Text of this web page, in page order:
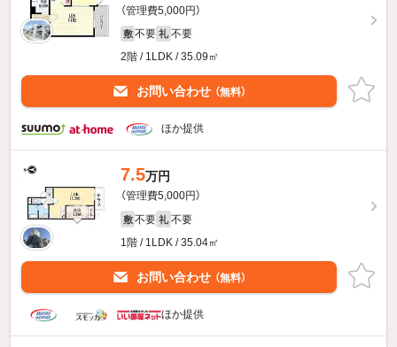
（管理費5,000円）
敷 不要 礼 不要
2階 / 1LDK / 35.09㎡
お問い合わせ （無料）
ほか提供
7.5万円
（管理費5,000円）
敷 不要 礼 不要
1階 / 1LDK / 35.04㎡
お問い合わせ （無料）
ほか提供